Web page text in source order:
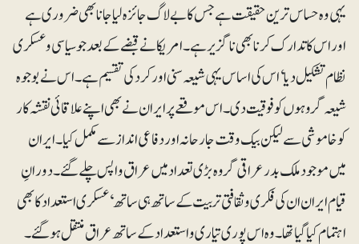
یہی وہ حساس ترین حقیقت ہے جس کا بے لاگ جائزہ لیا جانا بھی ضروری ہے
اور اس کا تدارک کرنا بھی ناگزیر ہے۔ امریکا نے قبضے کے بعد جو سیاسی و عسکری
نظام تشکیل دیا‘ اس کی اساس یہی شیعہ سنی اور کرد کی تقسیم ہے۔ اس نے بوجوہ
شیعہ گروہوں کو فوقیت دی۔ اس موقعے پر ایران نے بھی اپنے علاقائی نقشہ کار
کو خاموشی سے لیکن بیک وقت جارحانہ اور دفاعی انداز سے مکمل کیا۔ ایران
میں موجود ملک بدر عراقی گروہ بڑی تعداد میں عراق واپس چلے گئے۔ دورانِ
قیام ایران ان کی فکری و ثقافتی تربیت کے ساتھ ہی ساتھ‘ عسکری استعداد کا بھی
اہتمام کیا گیا تھا۔ وہ اس پوری تیاری و استعداد کے ساتھ عراق منتقل ہوگئے۔